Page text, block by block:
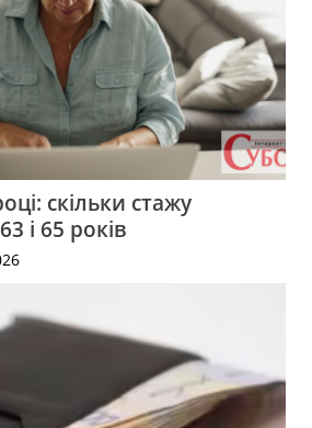
скільки стажу
і 65 років